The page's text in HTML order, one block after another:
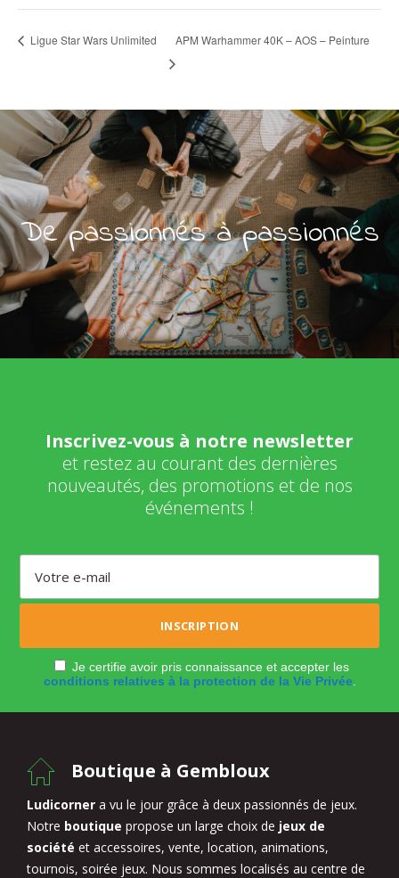
Ligue Star Wars Unlimited APM Warhammer 40K – AOS – Peinture
De passionnés à passionnés
Inscrivez-vous à notre newsletter
et restez au courant des dernières
nouveautés, des promotions et de nos
événements !
Je certifie avoir pris connaissance et accepter les
conditions relatives à la protection de la Vie Privée.
Boutique à Gembloux
Ludicorner a vu le jour grâce à deux passionnés de jeux.
Notre boutique propose un large choix de jeux de
société et accessoires, vente, location, animations,
tournois, soirée jeux. Nous sommes localisés au centre de